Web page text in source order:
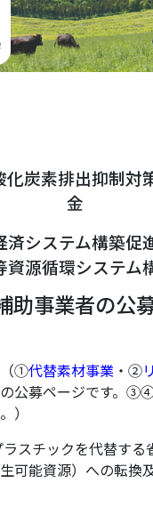
化炭素排出抑制対
金
システム構築促
源循環システム
助事業者の公募
（①代替素材事業 ・②
公募ページです。
）
スチックを代替する
可能資源）への転換